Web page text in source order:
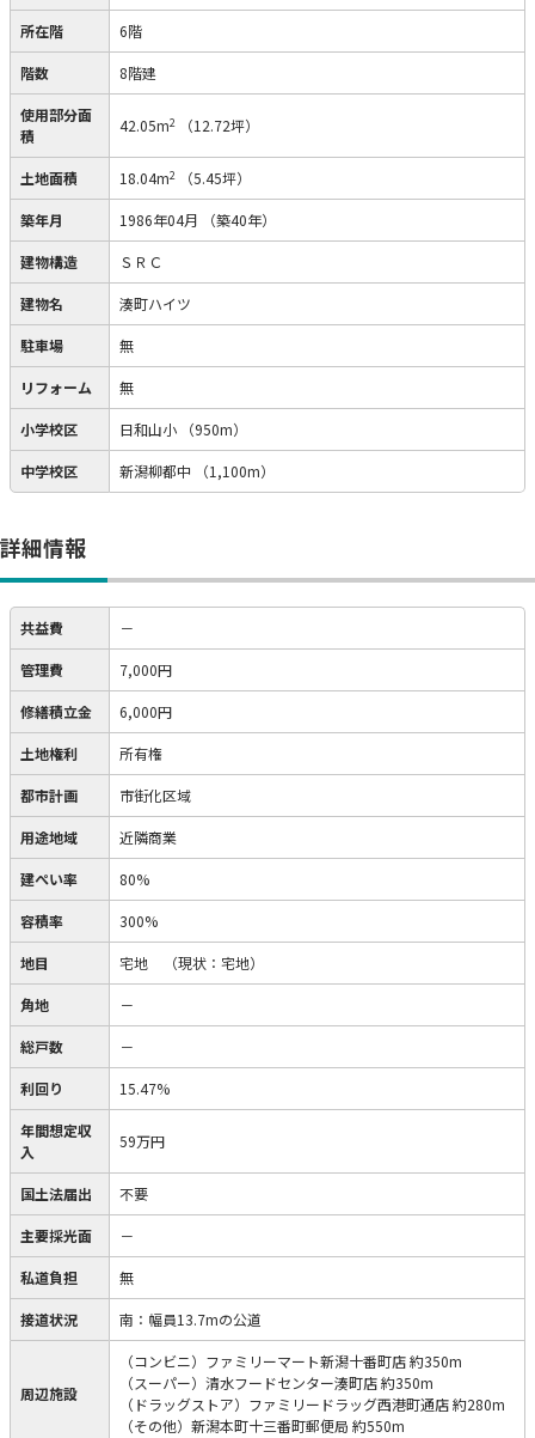
所在階 6階
階数 8階建
使用部分面
積
42.05m2 （12.72坪）
土地面積 18.04m2 （5.45坪）
築年月 1986年04月 （築40年）
建物構造 ＳＲＣ
建物名 湊町ハイツ
駐車場 無
リフォーム 無
小学校区 日和山小 （950m）
中学校区 新潟柳都中 （1,100m）
詳細情報
共益費 －
管理費 7,000円
修繕積立金 6,000円
土地権利 所有権
都市計画 市街化区域
用途地域 近隣商業
建ぺい率 80%
容積率 300%
地目 宅地 （現状：宅地）
角地 －
総戸数 －
利回り 15.47%
年間想定収
入
59万円
国土法届出 不要
主要採光面 －
私道負担 無
接道状況 南：幅員13.7mの公道
周辺施設
（コンビニ）ファミリーマート新潟十番町店 約350m
（スーパー）清水フードセンター湊町店 約350m
（ドラッグストア）ファミリードラッグ西港町通店 約280m
（その他）新潟本町十三番町郵便局 約550m